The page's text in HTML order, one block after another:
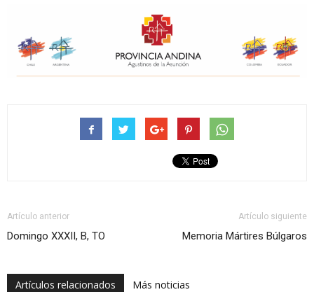
Artículo anterior
Domingo XXXII, B, TO
Artículo siguiente
Memoria Mártires Búlgaros
Artículos relacionados Más noticias